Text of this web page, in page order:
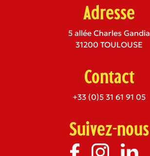
Adresse
5 allée Charles Gandia
31200 TOULOUSE
Contact
+33 (0)5 31 61 91 05
Suivez-nous